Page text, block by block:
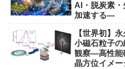
AI・脱炭素
加速する―
【世界初】
小磁石粒子
観察―高性能
晶方位イメ